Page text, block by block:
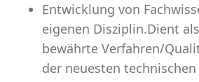
Entwicklung von
eigenen Disziplin.Dient
bewährte Verfahren/
der neuesten